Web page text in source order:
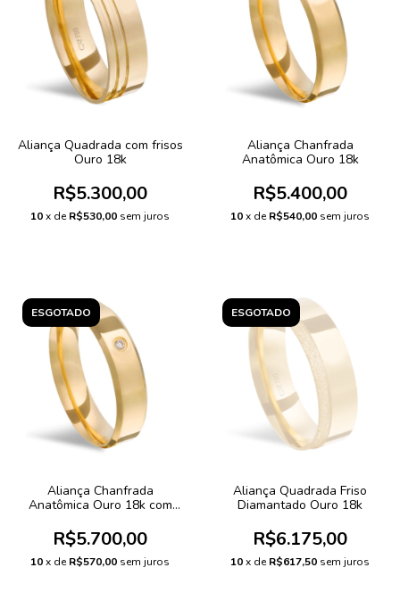
Aliança Quadrada com frisos
Ouro 18k
R$5.300,00
10x deR$530,00 sem juros
Aliança Chanfrada
Anatômica Ouro 18k
R$5.400,00
10x deR$540,00 sem juros
ESGOTADO
Aliança Chanfrada
Anatômica Ouro 18k com
R$5.700,00
10x deR$570,00 sem juros
ESGOTADO
Aliança Quadrada Friso
Diamantado Ouro 18k
R$6.175,00
10x deR$617,50 sem juros